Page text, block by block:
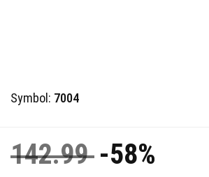
Symbol: 7004
142.99 -58%